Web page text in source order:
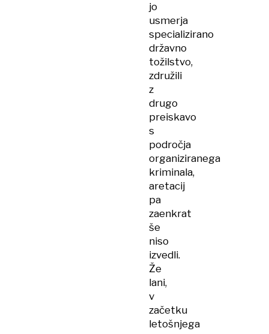
jo
usmerja
specializirano
državno
tožilstvo,
združili
z
drugo
preiskavo
s
področja
organiziranega
kriminala,
aretacij
pa
zaenkrat
še
niso
izvedli.
Že
lani,
v
začetku
letošnjega